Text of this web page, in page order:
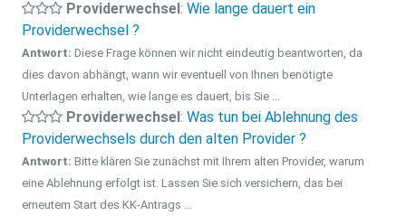
Providerwechsel: Wie lange dauert ein
Providerwechsel ?
Antwort: Diese Frage können wir nicht eindeutig beantworten, da
dies davon abhängt, wann wir eventuell von Ihnen benötigte
Unterlagen erhalten, wie lange es dauert, bis Sie ...
Providerwechsel: Was tun bei Ablehnung des
Providerwechsels durch den alten Provider ?
Antwort: Bitte klären Sie zunächst mit Ihrem alten Provider, warum
eine Ablehnung erfolgt ist. Lassen Sie sich versichern, das bei
erneutem Start des KK-Antrags ...